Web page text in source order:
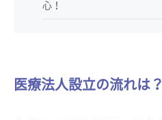
心！
医療法人設立の流れは？